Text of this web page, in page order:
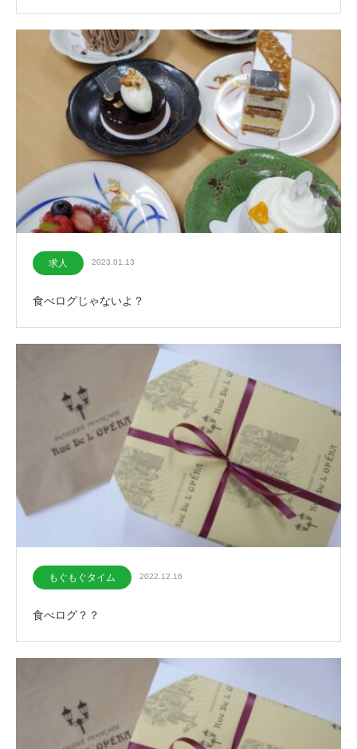
求人 2023.01.13
食べログじゃないよ？
もぐもぐタイム 2022.12.16
食べログ？？